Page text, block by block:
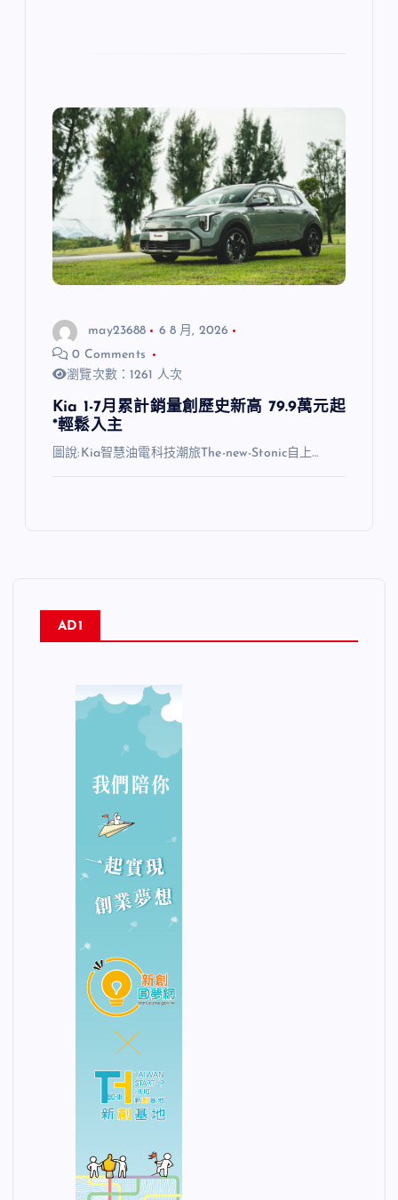
may23688
6 8 月, 2026
0 Comments
瀏覽次數：1261 人次
Kia 1-7月累計銷量創歷史新高 79.9萬元起
*輕鬆入主
圖說:Kia智慧油電科技潮旅The-new-Stonic自上…
AD1